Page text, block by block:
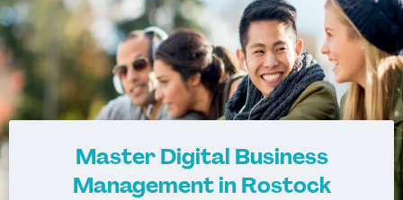
Master Digital Business
Management in Rostock